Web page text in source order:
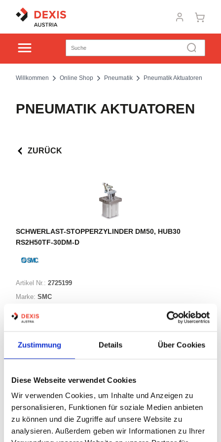
Zustimmung Details Über Cookies
Diese Webseite verwendet Cookies
Wir verwenden Cookies, um Inhalte und Anzeigen zu
personalisieren, Funktionen für soziale Medien anbieten
zu können und die Zugriffe auf unsere Website zu
analysieren. Außerdem geben wir Informationen zu Ihrer
Willkommen Online Shop Pneumatik Pneumatik Aktuatoren
PNEUMATIK AKTUATOREN
ZURÜCK
SCHWERLAST-STOPPERZYLINDER DM50, HUB30
RS2H50TF-30DM-D
Artikel Nr.: 2725199
Marke: SMC
Bezeichnung:
STK
Nicht auf Lager
Print
PRODUKTBESCHREIBUNG